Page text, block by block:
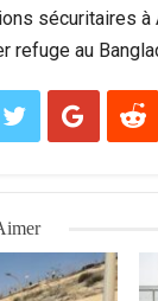
sécuritaires
refuge au